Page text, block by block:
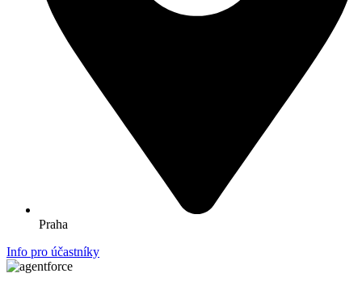
Praha
Info pro účastníky